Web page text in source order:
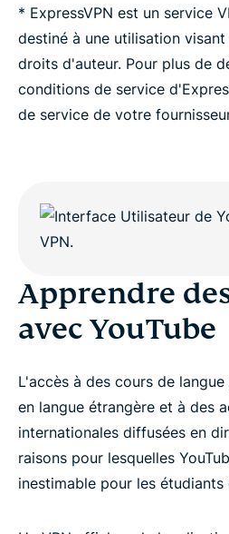
* ExpressVPN est un service
destiné à une utilisation
droits d'auteur. Pour plus de
conditions de service
de service de votre
Apprendre
avec YouTube
L'accès à des cours de
en langue étrangère et à des
internationales diffusées en
raisons pour lesquelles
inestimable pour les étudiants